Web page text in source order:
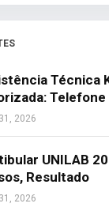
Técnica
2026
UNILAB
Resultado
2026